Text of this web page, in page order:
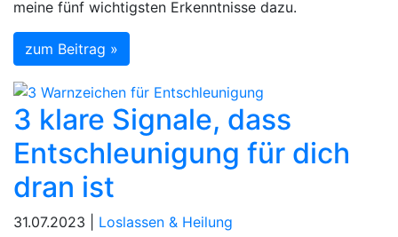
meine fünf wichtigsten Erkenntnisse dazu.
zum Beitrag »
3 klare Signale, dass
Entschleunigung für dich
dran ist
31.07.2023 | Loslassen & Heilung